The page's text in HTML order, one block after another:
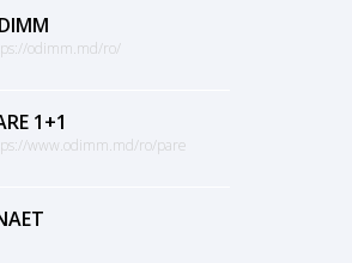
odimm.md/ro/
1+1
www.odimm.md/ro/pare